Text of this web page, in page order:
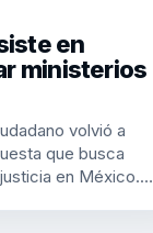
en
ministerios
volvió a
que busca
en México.…